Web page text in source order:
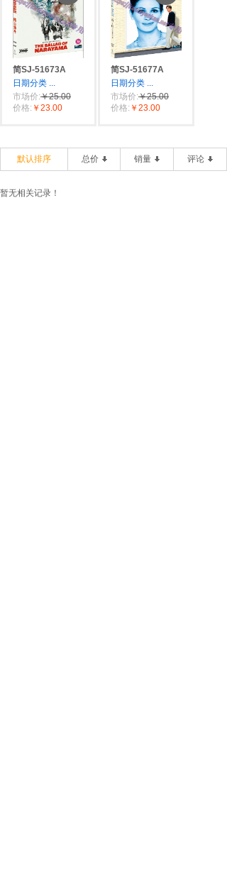
简SJ-51673A
日期分类 ...
市场价:￥25.00
价格: ￥23.00
简SJ-51677A
日期分类 ...
市场价:￥25.00
价格: ￥23.00
默认排序 总价 销量 评论
暂无相关记录！